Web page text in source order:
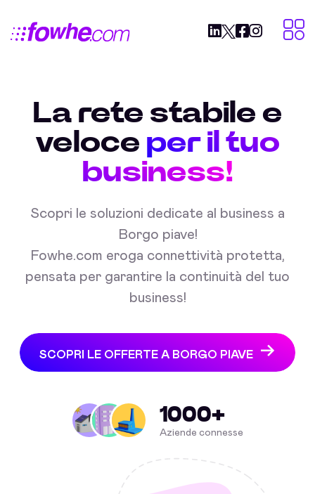
La rete stabile e
veloce per il tuo
business!
Scopri le soluzioni dedicate al business a
Borgo piave!
Fowhe.com eroga connettività protetta,
pensata per garantire la continuità del tuo
business!
SCOPRI LE OFFERTE A BORGO PIAVE
1000+
Aziende connesse